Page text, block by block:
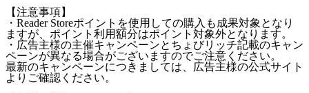
【注意事項】
・Reader Storeポイントを使用しての購入も成果対象となり
ますが、ポイント利用額分はポイント対象外となります。
・広告主様の主催キャンペーンとちょびリッチ記載のキャン
ペーンが異なる場合がございますのでご注意ください。
最新のキャンペーンにつきましては、広告主様の公式サイト
よりご確認ください。